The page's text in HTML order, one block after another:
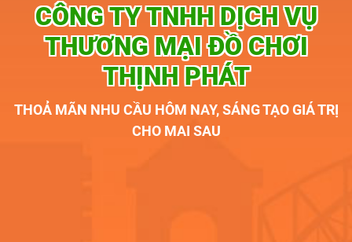
CÔNG TY TNHH DỊCH VỤ
THƯƠNG MẠI ĐỒ CHƠI
THỊNH PHÁT
THOẢ MÃN NHU CẦU HÔM NAY, SÁNG TẠO GIÁ TRỊ
CHO MAI SAU